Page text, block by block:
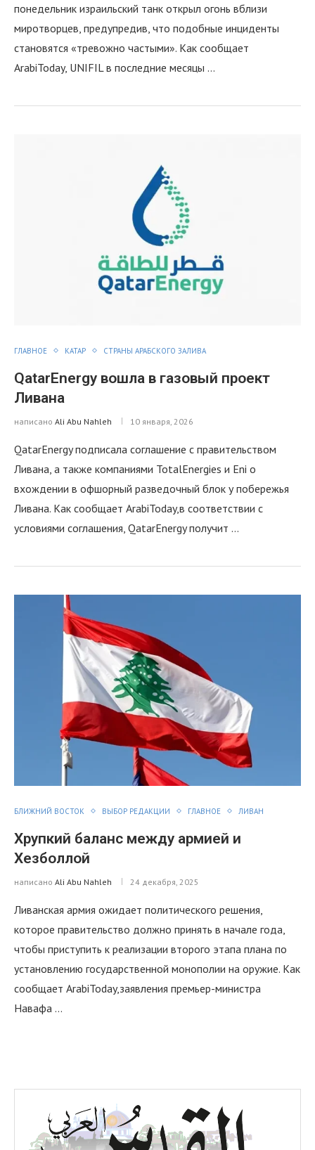
понедельник израильский танк открыл огонь вблизи
миротворцев, предупредив, что подобные инциденты
становятся «тревожно частыми». Как сообщает
ArabiToday, UNIFIL в последние месяцы …
ГЛАВНОЕ КАТАР СТРАНЫ АРАБСКОГО ЗАЛИВА
QatarEnergy вошла в газовый проект
Ливана
написано Ali Abu Nahleh 10 января, 2026
QatarEnergy подписала соглашение с правительством
Ливана, а также компаниями TotalEnergies и Eni о
вхождении в офшорный разведочный блок у побережья
Ливана. Как сообщает ArabiToday,в соответствии с
условиями соглашения, QatarEnergy получит …
БЛИЖНИЙ ВОСТОК ВЫБОР РЕДАКЦИИ ГЛАВНОЕ ЛИВАН
Хрупкий баланс между армией и
Хезболлой
написано Ali Abu Nahleh 24 декабря, 2025
Ливанская армия ожидает политического решения,
которое правительство должно принять в начале года,
чтобы приступить к реализации второго этапа плана по
установлению государственной монополии на оружие. Как
сообщает ArabiToday,заявления премьер-министра
Навафа …